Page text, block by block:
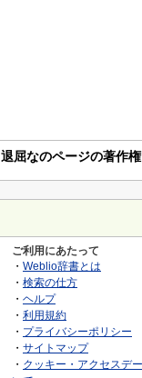
退屈なのページの著作権
ご利用にあたって
・ Weblio辞書とは
・ 検索の仕方
・ ヘルプ
・ 利用規約
・ プライバシーポリシー
・ サイトマップ
・ クッキー・アクセスデ